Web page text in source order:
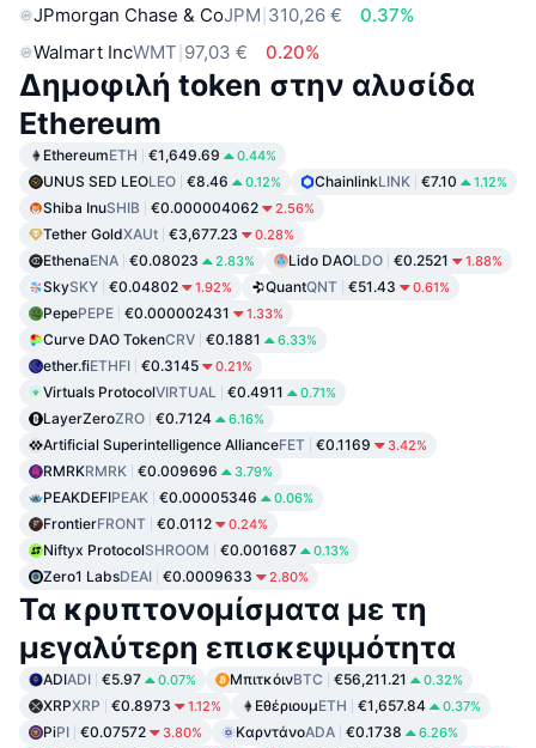
JPmorgan Chase & CoJPM 310,26 €
0.37%
Walmart IncWMT 97,03 € 0.20%
Δημοφιλή token στην αλυσίδα
Ethereum
EthereumETH €1,649.69 0.44%
UNUS SED LEOLEO €8.46 0.12% ChainlinkLINK €7.10 1.12%
Shiba InuSHIB €0.000004062 2.56%
Tether GoldXAUt €3,677.23 0.28%
EthenaENA €0.08023 2.83% Lido DAOLDO €0.2521 1.88%
SkySKY €0.04802 1.92% QuantQNT €51.43 0.61%
PepePEPE €0.000002431 1.33%
Curve DAO TokenCRV €0.1881 6.33%
ether.fiETHFI €0.3145 0.21%
Virtuals ProtocolVIRTUAL €0.4911 0.71%
LayerZeroZRO €0.7124 6.16%
Artificial Superintelligence AllianceFET €0.1169 3.42%
RMRKRMRK €0.009696 3.79%
PEAKDEFIPEAK €0.00005346 0.06%
FrontierFRONT €0.0112 0.24%
Niftyx ProtocolSHROOM €0.001687 0.13%
Zero1 LabsDEAI €0.0009633 2.80%
Τα κρυπτονομίσματα με τη
μεγαλύτερη επισκεψιμότητα
ADIADI €5.97 0.07% ΜπιτκόινBTC €56,211.21 0.32%
XRPXRP €0.8973 1.12% ΕθέριουμETH €1,657.84 0.37%
PiPI €0.07572 3.80% ΚαρντάνοADA €0.1738 6.26%